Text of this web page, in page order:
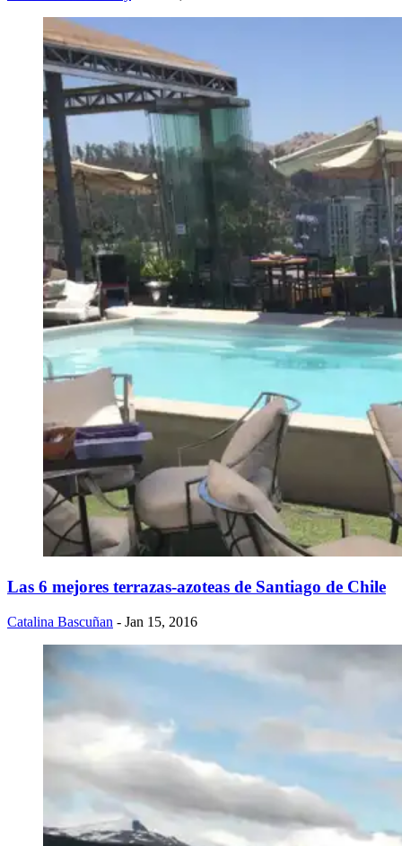
Las 6 mejores terrazas-azoteas de Santiago de Chile
Catalina Bascuñan - Jan 15, 2016